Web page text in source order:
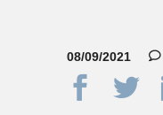
08/09/2021